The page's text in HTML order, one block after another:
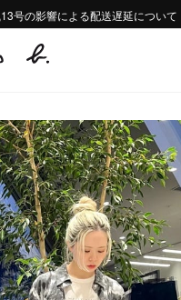
域地震の影響による配送遅延について
Summer Sale 2buy10%OFF!!
号の影響による配送遅延について
域地震の影響による配送遅延について
Summer Sale 2buy10%OFF!!